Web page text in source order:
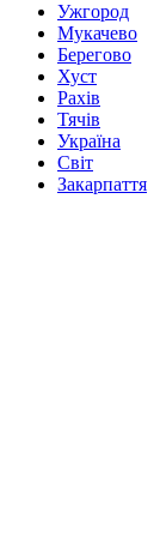
Ужгород
Мукачево
Берегово
Хуст
Рахів
Тячів
Україна
Світ
Закарпаття